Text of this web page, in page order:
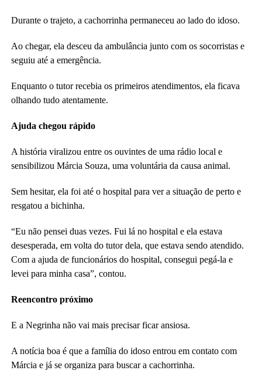
Durante o trajeto, a cachorrinha permaneceu ao lado do idoso.
Ao chegar, ela desceu da ambulância junto com os socorristas e
seguiu até a emergência.
Enquanto o tutor recebia os primeiros atendimentos, ela ficava
olhando tudo atentamente.
Ajuda chegou rápido
A história viralizou entre os ouvintes de uma rádio local e
sensibilizou Márcia Souza, uma voluntária da causa animal.
Sem hesitar, ela foi até o hospital para ver a situação de perto e
resgatou a bichinha.
“Eu não pensei duas vezes. Fui lá no hospital e ela estava
desesperada, em volta do tutor dela, que estava sendo atendido.
Com a ajuda de funcionários do hospital, consegui pegá-la e
levei para minha casa”, contou.
Reencontro próximo
E a Negrinha não vai mais precisar ficar ansiosa.
A notícia boa é que a família do idoso entrou em contato com
Márcia e já se organiza para buscar a cachorrinha.